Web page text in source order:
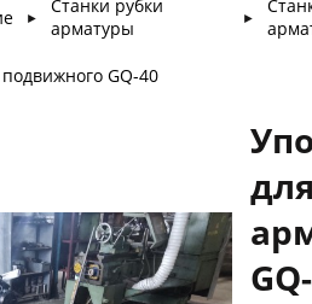
►
Станки рубки
арматуры
►
GQ-40